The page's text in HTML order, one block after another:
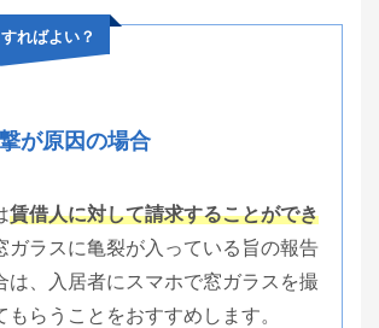
ればよい？
が原因の場合
賃借人に対して請求することができ
ガラスに亀裂が入っている旨の報告
は、入居者にスマホで窓ガラスを撮
もらうことをおすすめします。